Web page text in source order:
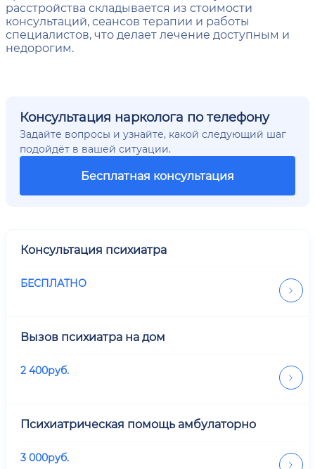
расстройства складывается из стоимости
консультаций, сеансов терапии и работы
специалистов, что делает лечение доступным и
недорогим.
Консультация нарколога по телефону
Задайте вопросы и узнайте, какой следующий шаг
подойдёт в вашей ситуации.
Бесплатная консультация
Консультация психиатра
БЕСПЛАТНО
Вызов психиатра на дом
2 400руб.
Психиатрическая помощь амбулаторно
3 000руб.